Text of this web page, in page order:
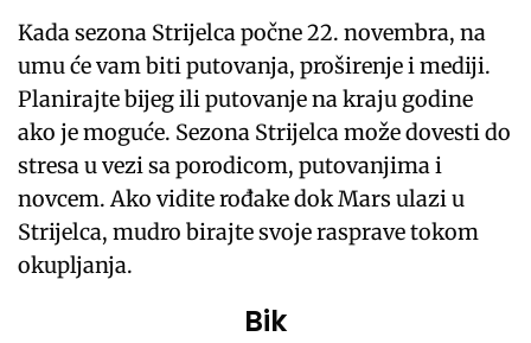
Kada sezona Strijelca počne 22. novembra, na
umu će vam biti putovanja, proširenje i mediji.
Planirajte bijeg ili putovanje na kraju godine
ako je moguće. Sezona Strijelca može dovesti do
stresa u vezi sa porodicom, putovanjima i
novcem. Ako vidite rođake dok Mars ulazi u
Strijelca, mudro birajte svoje rasprave tokom
okupljanja.
Bik